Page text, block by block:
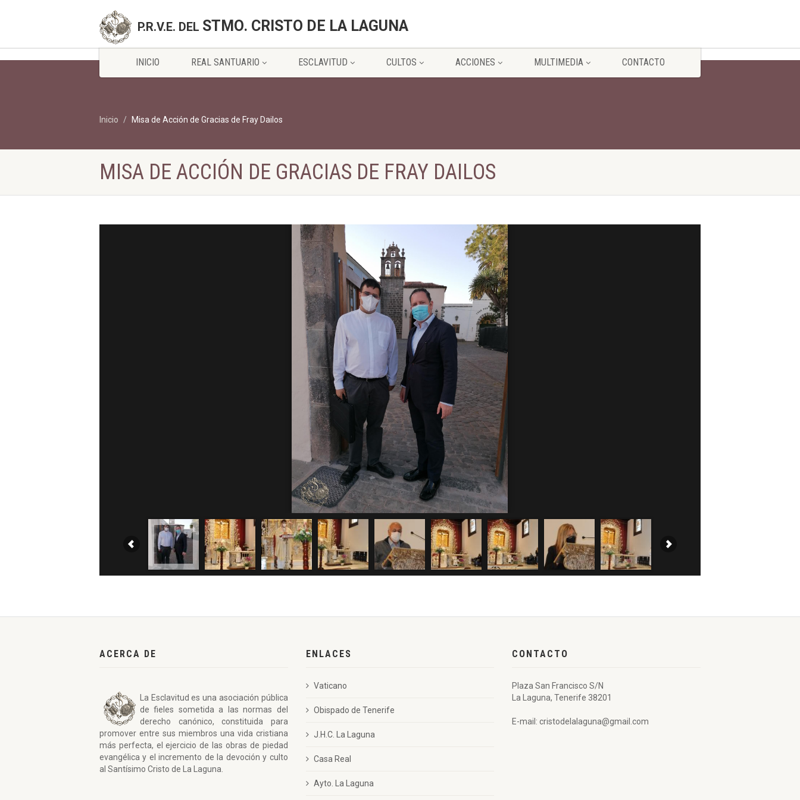
P.R.V.E. DEL STMO. CRISTO DE LA LAGUNA
INICIO REAL SANTUARIO ESCLAVITUD CULTOS ACCIONES MULTIMEDIA CONTACTO
Inicio Misa de Acción de Gracias de Fray Dailos
MISA DE ACCIÓN DE GRACIAS DE FRAY DAILOS
ACERCA DE
La Esclavitud es una asociación pública
de fieles sometida a las normas del
derecho canónico, constituida para
promover entre sus miembros una vida cristiana
más perfecta, el ejercicio de las obras de piedad
evangélica y el incremento de la devoción y culto
al Santísimo Cristo de La Laguna.
ENLACES
Vaticano
Obispado de Tenerife
J.H.C. La Laguna
Casa Real
Ayto. La Laguna
CONTACTO
Plaza San Francisco S/N
La Laguna, Tenerife 38201
E-mail: cristodelalaguna@gmail.com